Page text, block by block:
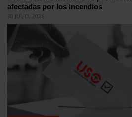
afectadas por los incendios
30 JULIO, 2026